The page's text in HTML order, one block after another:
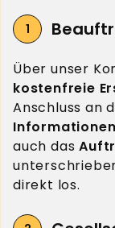
Über unser
kostenfreie
Anschluss an
auch das
direkt los.